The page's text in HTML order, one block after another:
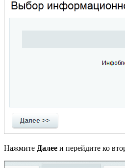
Нажмите Далее и перейдите ко